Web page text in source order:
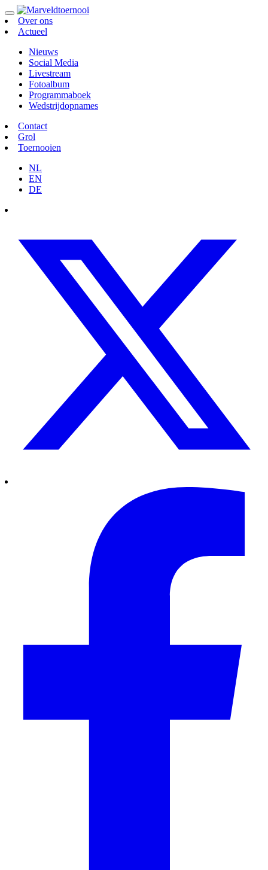
Over ons
Actueel
Nieuws
Social Media
Livestream
Fotoalbum
Programmaboek
Wedstrijdopnames
Contact
Grol
Toernooien
NL
EN
DE